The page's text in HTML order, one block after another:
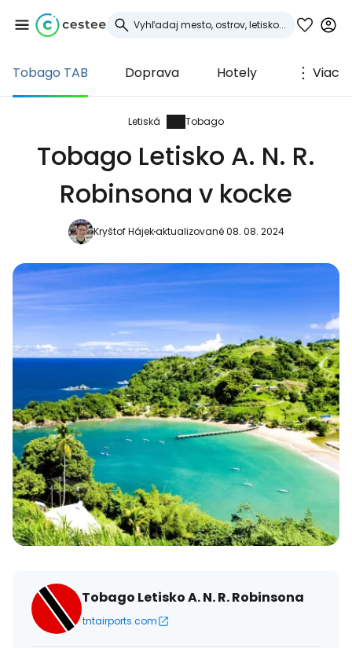
Tobago TAB Doprava Hotely Viac
Letiská Tobago
Tobago Letisko A. N. R.
Robinsona v kocke
Kryštof Hájekaktualizované 08. 08. 2024
Tobago Letisko A. N. R. Robinsona
tntairports.com
Prihláste sa do
služby Cestee
... celosvetovej komunity cestovateľov
Pokračovať na Facebooku
Pokračovať s e-mailom